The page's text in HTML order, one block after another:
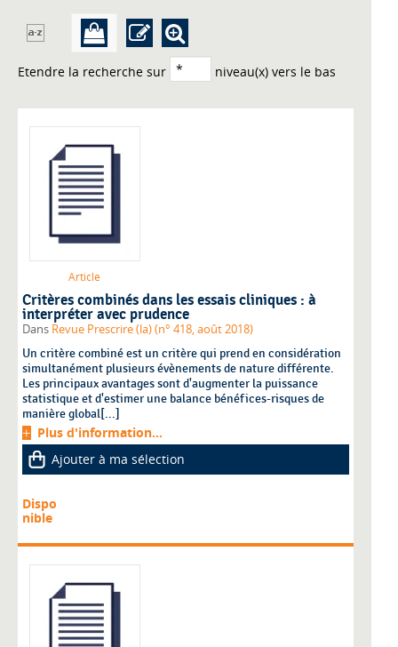
Etendre la recherche sur niveau(x) vers le bas
Article
Critères combinés dans les essais cliniques : à
interpréter avec prudence
Dans Revue Prescrire (la) (n° 418, août 2018)
Un critère combiné est un critère qui prend en considération
simultanément plusieurs évènements de nature différente.
Les principaux avantages sont d'augmenter la puissance
statistique et d'estimer une balance bénéfices-risques de
manière global[...]
Plus d'information...
Ajouter à ma sélection
Dispo
nible